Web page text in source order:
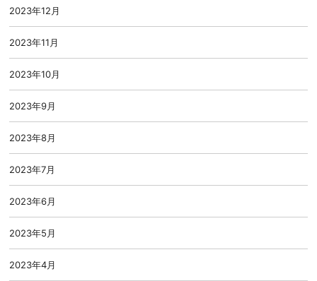
2023年12月
2023年11月
2023年10月
2023年9月
2023年8月
2023年7月
2023年6月
2023年5月
2023年4月